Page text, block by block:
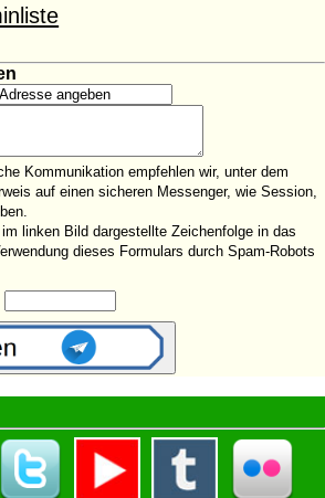
Kommunikation empfehlen wir, unter dem
auf einen sicheren Messenger, wie Session,
linken Bild dargestellte Zeichenfolge in das
dieses Formulars durch Spam-Robots